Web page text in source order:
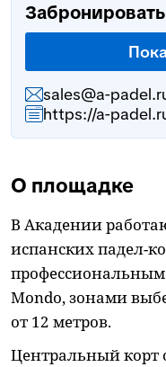
sales@a-
https://a-
О площадке
В Акадении
испанских падел-
Mondo, зонами
от 12 метров.
Центральный корт